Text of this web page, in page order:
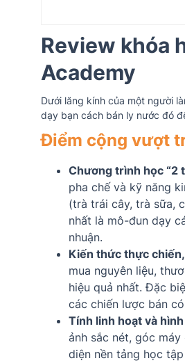
Review khóa
Academy
Dưới lăng kính của một người
dạy bạn cách bán ly nước đó
Điểm cộng vượt
Chương trình học “2
pha chế và kỹ năng
(trà trái cây, trà sữa,
nhất là mô-đun dạy
nhuận.
Kiến thức thực
mua nguyên liệu,
hiệu quả nhất. Đặc
các chiến lược bán
Tính linh hoạt và
ảnh sắc nét, góc
diện nền tảng học